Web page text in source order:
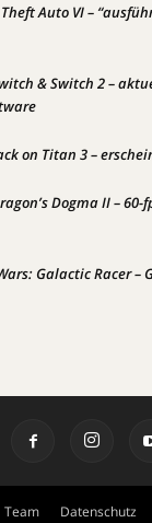
Auto VI –
& Switch 2 –
on Titan 3 –
Dogma II –
Galactic Racer –
Team Datenschutz